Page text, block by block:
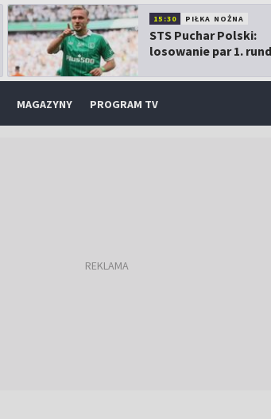
15:30 PIŁKA NOŻNA
STS Puchar Polski:
losowanie par 1.
MAGAZYNY PROGRAM TV